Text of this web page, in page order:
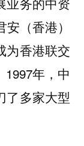
（香港）
为香港联交
年，中
了多家大型